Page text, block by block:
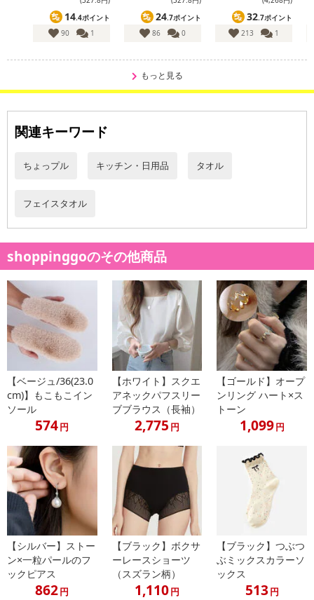
14.4ポイント
90
1
24.7ポイント
86
0
32.7ポイント
213
1
もっと見る
関連キーワード
ちょっプル キッチン・日用品 タオル
フェイスタオル
shoppinggoのその他商品
【ベージュ/36(23.0
cm)】もこもこイン
ソール
574円
【ホワイト】スクエ
アネックパフスリー
ブブラウス（長袖）
2,775 円
【ゴールド】オープ
ンリング ハート×ス
トーン
1,099円
【シルバー】ストー
ン×一粒パールのフ
ックピアス
862円
【ブラック】ボクサ
ーレースショーツ
（スズラン柄）
1,110円
【ブラック】つぶつ
ぶミックスカラーソ
ックス
513円